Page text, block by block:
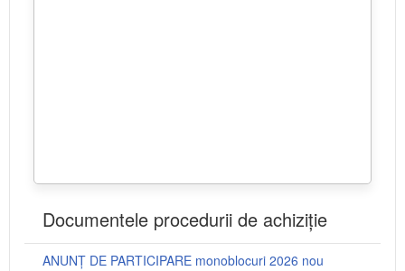
Documentele procedurii de achiziție
ANUNȚ DE PARTICIPARE monoblocuri 2026 nou